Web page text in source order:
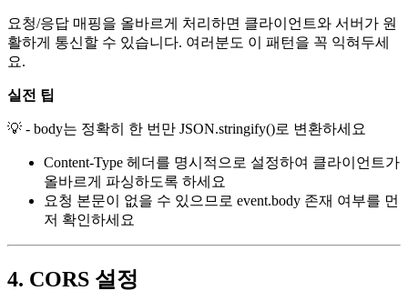
요청/응답 매핑을 올바르게 처리하면 클라이언트와 서버가 원
활하게 통신할 수 있습니다. 여러분도 이 패턴을 꼭 익혀두세
요.
실전 팁
💡 - body는 정확히 한 번만 JSON.stringify()로 변환하세요
Content-Type 헤더를 명시적으로 설정하여 클라이언트가
올바르게 파싱하도록 하세요
요청 본문이 없을 수 있으므로 event.body 존재 여부를 먼
저 확인하세요
4. CORS 설정